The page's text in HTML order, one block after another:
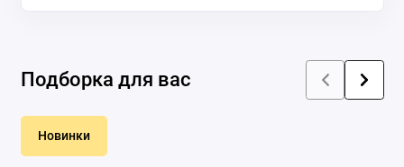
Подборка для вас
Новинки